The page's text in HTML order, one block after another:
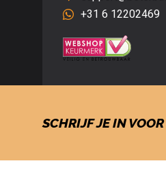
+31 6 12202469
SCHRIJF JE IN